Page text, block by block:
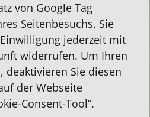
von Google Tag
Seitenbesuchs. Sie
jederzeit mit
widerrufen. Um Ihren
deaktivieren Sie diesen
der Webseite
Consent-Tool“.